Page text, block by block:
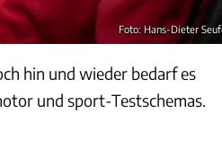
Foto: Hans-Dieter
hin und wieder bedarf es
und sport-Testschemas.